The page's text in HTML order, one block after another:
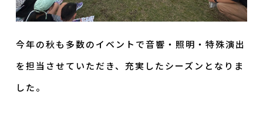
今年の秋も多数のイベントで音響・照明・特殊演出
を担当させていただき、充実したシーズンとなりま
した。